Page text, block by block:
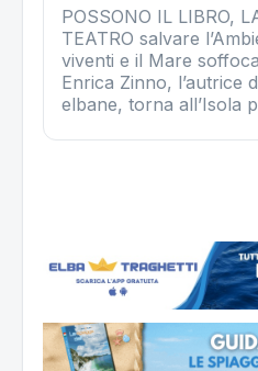
POSSONO IL LIBRO,
TEATRO salvare
viventi e il Mare
Enrica Zinno, l’autrice
elbane, torna all’Isola